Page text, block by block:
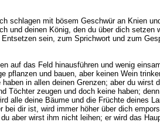
schlagen mit bösem Geschwür an Knien
und deinen König, den du über dich
sein, zum Sprichwort und zum
auf das Feld hinausführen und wenig
pflanzen und bauen, aber keinen Wein
haben in allen deinen Grenzen; aber du
Töchter zeugen und doch keine haben;
alle deine Bäume und die Früchte deines
bei dir ist, wird immer höher über dich
aber wirst ihm nicht leihen; er wird das